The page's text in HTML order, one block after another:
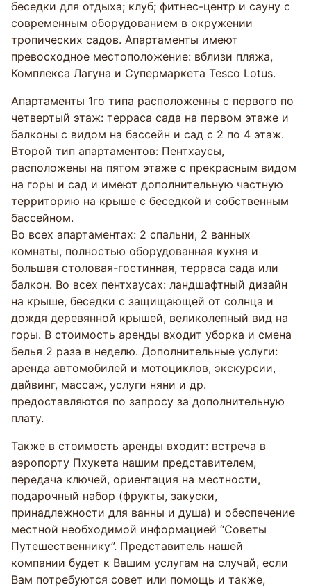
беседки для отдыха; клуб; фитнес-центр и сауну с
современным оборудованием в окружении
тропических садов. Апартаменты имеют
превосходное местоположение: вблизи пляжа,
Комплекса Лагуна и Супермаркета Tesco Lotus.
Апартаменты 1го типа расположенны с первого по
четвертый этаж: терраса сада на первом этаже и
балконы с видом на бассейн и сад с 2 по 4 этаж.
Второй тип апартаментов: Пентхаусы,
расположены на пятом этаже с прекрасным видом
на горы и сад и имеют дополнительную частную
территорию на крыше с беседкой и собственным
бассейном.
Во всех апартаментах: 2 спальни, 2 ванных
комнаты, полностью оборудованная кухня и
большая столовая-гостинная, терраса сада или
балкон. Во всех пентхаусах: ландшафтный дизайн
на крыше, беседки с защищающей от солнца и
дождя деревянной крышей, великолепный вид на
горы. В стоимость аренды входит уборка и смена
белья 2 раза в неделю. Дополнительные услуги:
аренда автомобилей и мотоциклов, экскурсии,
дайвинг, массаж, услуги няни и др.
предоставляются по запросу за дополнительную
плату.
Также в стоимость аренды входит: встреча в
аэропорту Пхукета нашим представителем,
передача ключей, ориентация на местности,
подарочный набор (фрукты, закуски,
принадлежности для ванны и душа) и обеспечение
местной необходимой информацией “Советы
Путешественнику”. Представитель нашей
компании будет к Вашим услугам на случай, если
Вам потребуются совет или помощь и также,